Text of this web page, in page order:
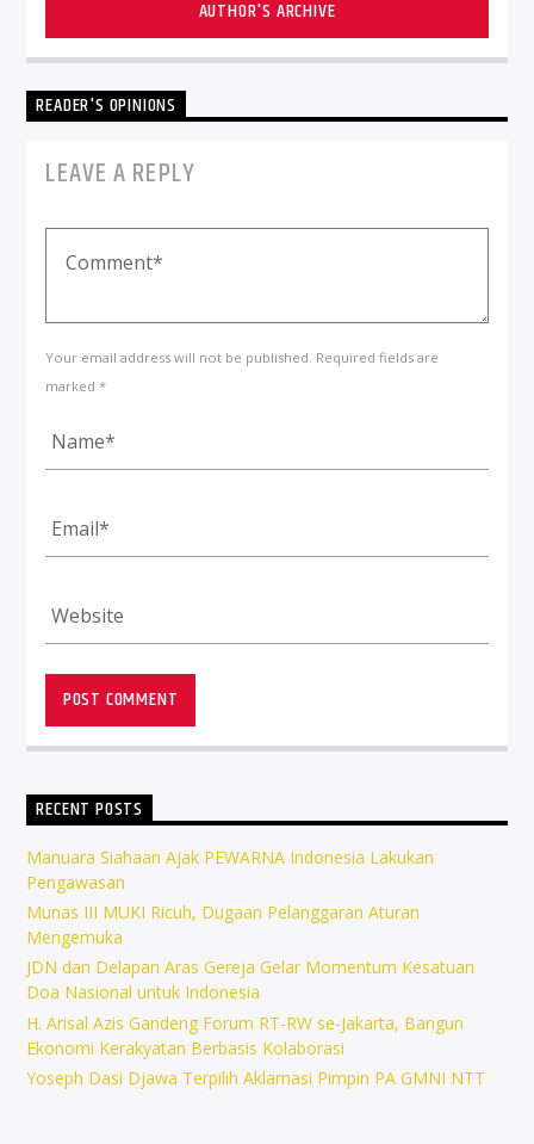
AUTHOR'S ARCHIVE
READER'S OPINIONS
LEAVE A REPLY
Your email address will not be published. Required fields are
marked *
RECENT POSTS
Manuara Siahaan Ajak PEWARNA Indonesia Lakukan
Pengawasan
Munas III MUKI Ricuh, Dugaan Pelanggaran Aturan
Mengemuka
JDN dan Delapan Aras Gereja Gelar Momentum Kesatuan
Doa Nasional untuk Indonesia
H. Arisal Azis Gandeng Forum RT-RW se-Jakarta, Bangun
Ekonomi Kerakyatan Berbasis Kolaborasi
Yoseph Dasi Djawa Terpilih Aklamasi Pimpin PA GMNI NTT